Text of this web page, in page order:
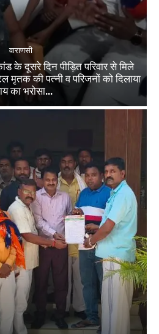
वाराणसी
के दूसरे दिन पीड़ित परिवार से मिले
मृतक की पत्नी व परिजनों को दिलाया
का भरोसा...